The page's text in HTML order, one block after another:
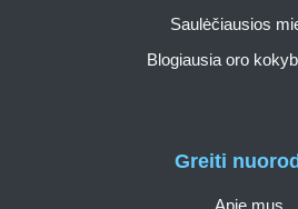
Greiti
Apie mus
Saulėčiausios
Blogiausia oro